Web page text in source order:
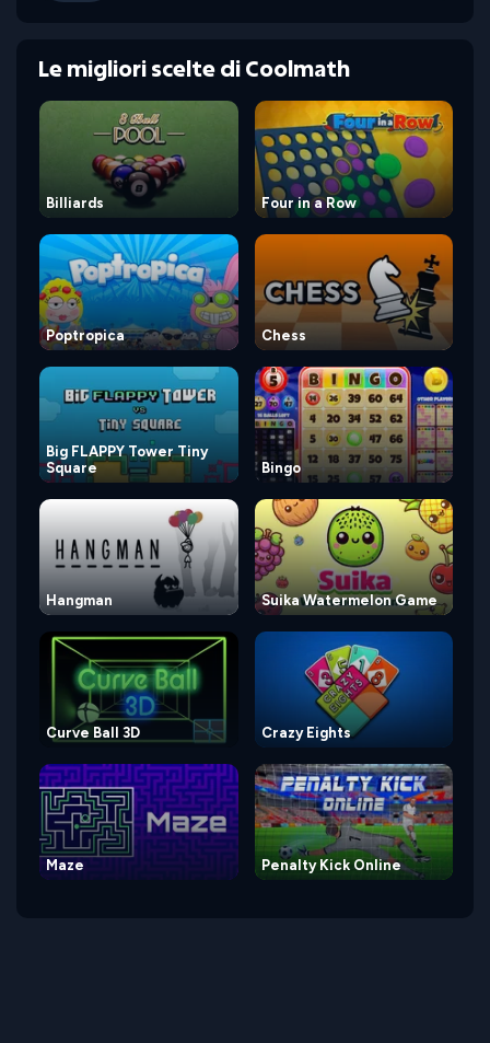
Le migliori scelte di Coolmath
Billiards Four in a Row
Poptropica Chess
Big FLAPPY Tower Tiny
Square
Bingo
Hangman Suika Watermelon Game
Curve Ball 3D Crazy Eights
Maze Penalty Kick Online